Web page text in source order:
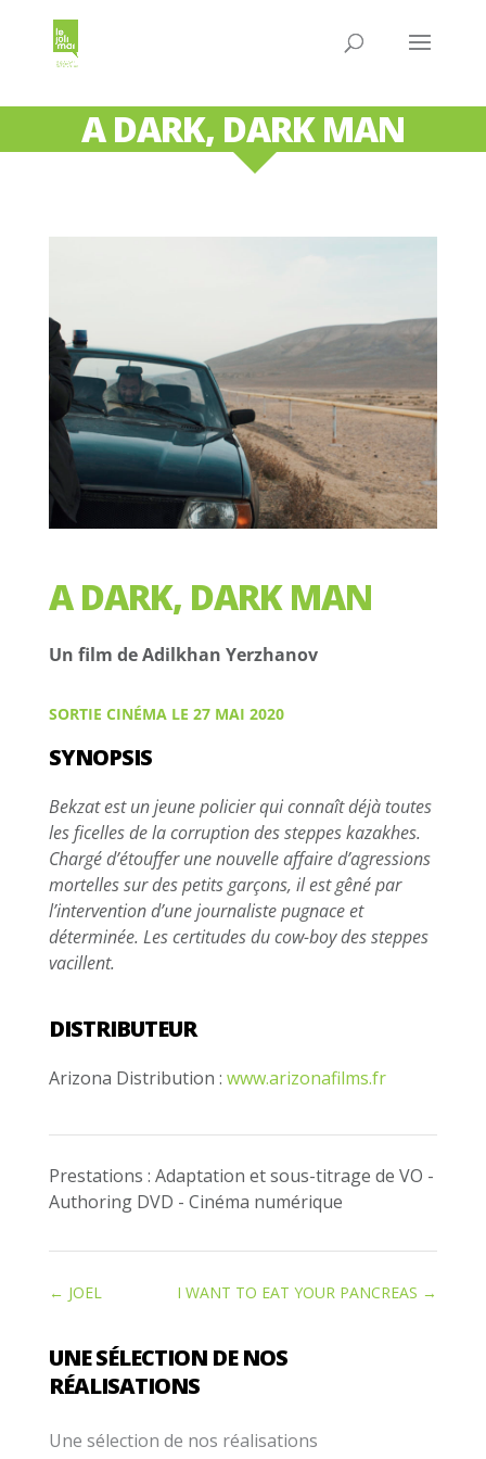
A DARK, DARK MAN
A DARK, DARK MAN
Un film de Adilkhan Yerzhanov
SORTIE CINÉMA LE 27 MAI 2020
SYNOPSIS
Bekzat est un jeune policier qui connaît déjà toutes
les ficelles de la corruption des steppes kazakhes.
Chargé d’étouffer une nouvelle affaire d’agressions
mortelles sur des petits garçons, il est gêné par
l’intervention d’une journaliste pugnace et
déterminée. Les certitudes du cow-boy des steppes
vacillent.
DISTRIBUTEUR
Arizona Distribution : www.arizonafilms.fr
Prestations : Adaptation et sous-titrage de VO -
Authoring DVD - Cinéma numérique
← JOEL I WANT TO EAT YOUR PANCREAS →
UNE SÉLECTION DE NOS
RÉALISATIONS
Une sélection de nos réalisations